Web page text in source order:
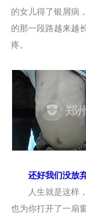
的女儿得了银屑病
的那一段路越来越
疼。
还好我们没放
人生就是这样，
也为你打开了一扇